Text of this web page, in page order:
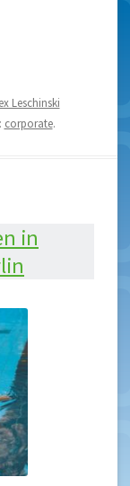
Leschinski
corporate.
in